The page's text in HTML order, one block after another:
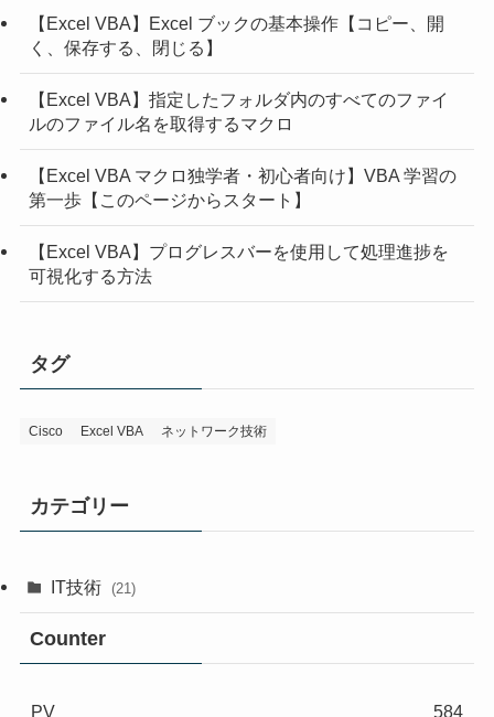
【Excel VBA】Excel ブックの基本操作【コピー、開
く、保存する、閉じる】
【Excel VBA】指定したフォルダ内のすべてのファイ
ルのファイル名を取得するマクロ
【Excel VBA マクロ独学者・初心者向け】VBA 学習の
第一歩【このページからスタート】
【Excel VBA】プログレスバーを使用して処理進捗を
可視化する方法
タグ
Cisco Excel VBA ネットワーク技術
カテゴリー
IT技術 (21)
Counter
PV 584